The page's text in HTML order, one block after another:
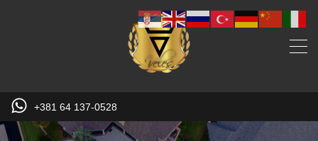
+381 64 137-0528